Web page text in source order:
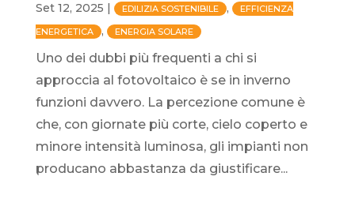
Set 12, 2025 EDILIZIA SOSTENIBILE , EFFICIENZA
ENERGETICA , ENERGIA SOLARE
Uno dei dubbi più frequenti a chi si
approccia al fotovoltaico è se in inverno
funzioni davvero. La percezione comune è
che, con giornate più corte, cielo coperto e
minore intensità luminosa, gli impianti non
producano abbastanza da giustificare...